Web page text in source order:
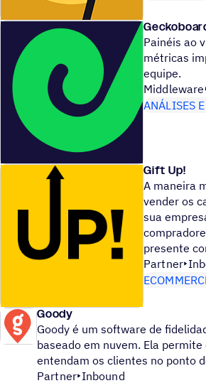
Painéis ao
métricas
equipe.
Middleware
ANÁLISES
Gift Up!
A maneira
vender os
sua
presente
Partner
Goody
Goody é um software de
baseado em nuvem. Ela
entendam os clientes no ponto
Partner Inbound